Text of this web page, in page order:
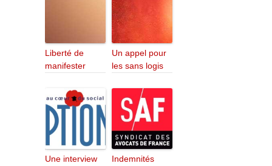
Liberté de
manifester
Un appel pour
les sans logis
Une interview
Indemnités